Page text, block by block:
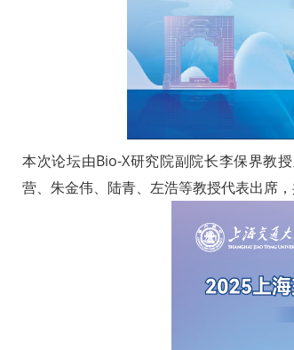
本次论坛由Bio-X研究院副院长李保界教
营、朱金伟、陆青、左浩等教授代表出席